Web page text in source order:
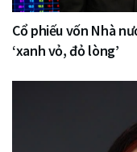
Cổ phiếu vốn Nhà
‘xanh vỏ, đỏ lòng’